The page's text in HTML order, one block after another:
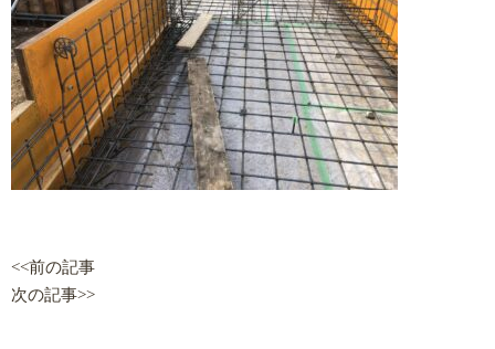
<<前の記事
次の記事>>